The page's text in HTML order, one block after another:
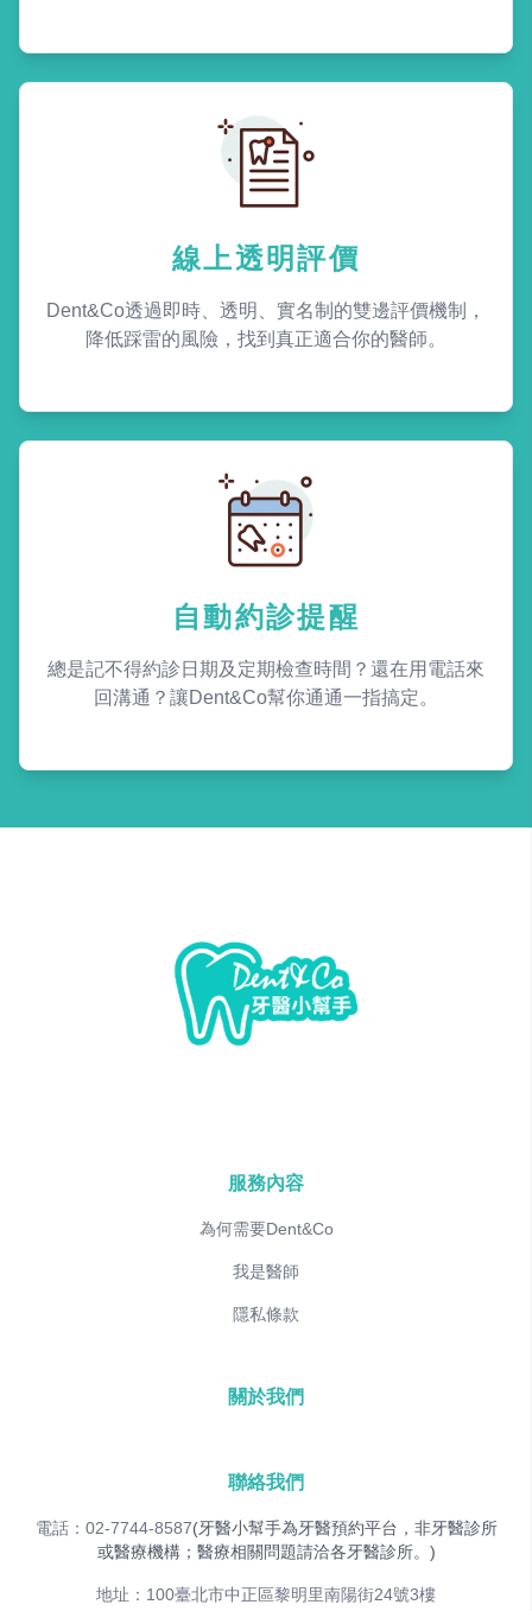
線上透明評價
Dent&Co透過即時、透明、實名制的雙邊評價機制，
降低踩雷的風險，找到真正適合你的醫師。
自動約診提醒
總是記不得約診日期及定期檢查時間？還在用電話來
回溝通？讓Dent&Co幫你通通一指搞定。
服務內容
為何需要Dent&Co
我是醫師
隱私條款
關於我們
聯絡我們
電話：02-7744-8587(牙醫小幫手為牙醫預約平台，非牙醫診所
或醫療機構；醫療相關問題請洽各牙醫診所。)
地址：100臺北市中正區黎明里南陽街24號3樓